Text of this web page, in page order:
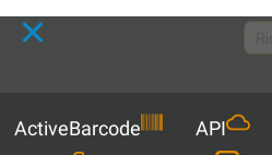
ActiveBarcode API